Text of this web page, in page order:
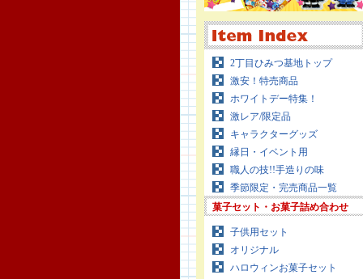
2丁目ひみつ基地トップ
激安！特売商品
ホワイトデー特集！
激レア/限定品
キャラクターグッズ
縁日・イベント用
職人の技!!手造りの味
季節限定・完売商品一覧
菓子セット・お菓子詰め合わせ
子供用セット
オリジナル
ハロウィンお菓子セット